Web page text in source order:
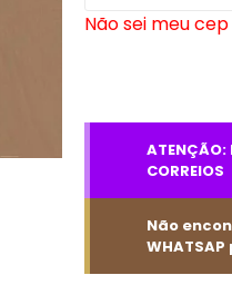
Não sei meu cep
CORREIOS
Não